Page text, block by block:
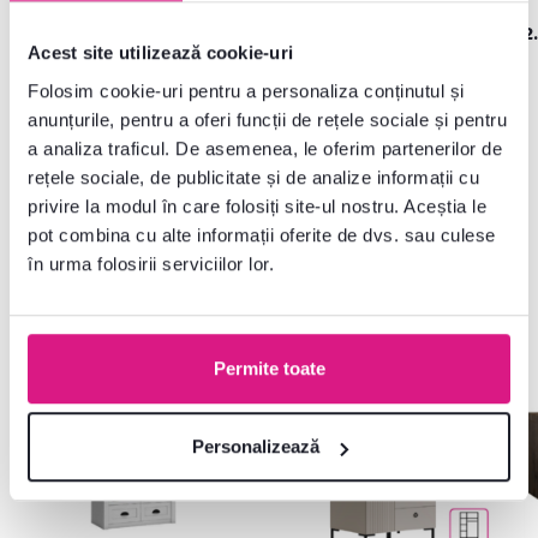
Acest site utilizează cookie-uri
Folosim cookie-uri pentru a personaliza conținutul și
anunțurile, pentru a oferi funcții de rețele sociale și pentru
a analiza traficul. De asemenea, le oferim partenerilor de
rețele sociale, de publicitate și de analize informații cu
privire la modul în care folosiți site-ul nostru. Aceștia le
pot combina cu alte informații oferite de dvs. sau culese
în urma folosirii serviciilor lor.
Permite toate
Personalizează
Frecvent cumpărate împreună
Gratuit Gratuit
Ultimele bucăți